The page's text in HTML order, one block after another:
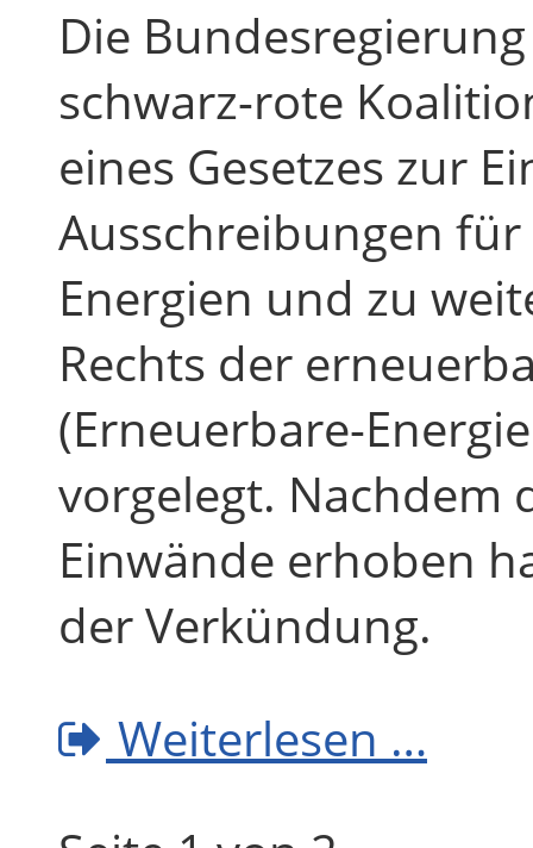
Die
schwarz-rote
eines Gesetzes zur
Ausschreibungen
Energien und zu
Rechts der
(Erneuerbare-
vorgelegt. Nachdem
Einwände erhoben
der Verkündung.
Weiterlesen …